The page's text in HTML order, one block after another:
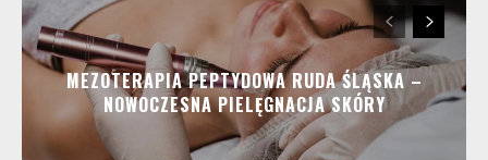
MEZOTERAPIA PEPTYDOWA RUDA ŚLĄSKA –
NOWOCZESNA PIELĘGNACJA SKÓRY